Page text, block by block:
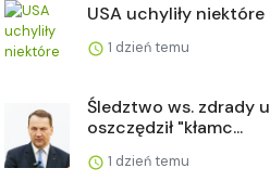
USA uchyliły
1 dzień temu
Śledztwo ws. zdrady
oszczędził "kłamc...
1 dzień temu